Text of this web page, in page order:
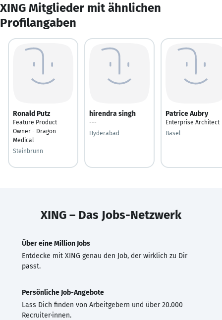
XING Mitglieder mit ähnlichen
Profilangaben
Ronald Putz
Feature Product
Owner - Dragon
Medical
Steinbrunn
hirendra singh
---
Hyderabad
Patrice Aubry
Enterprise Architect
Basel
XING – Das Jobs-Netzwerk
Über eine Million Jobs
Entdecke mit XING genau den Job, der wirklich zu Dir
passt.
Persönliche Job-Angebote
Lass Dich finden von Arbeitgebern und über 20.000
Recruiter·innen.